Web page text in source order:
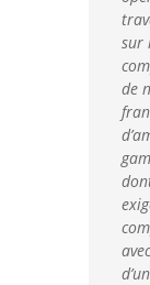
sur
de